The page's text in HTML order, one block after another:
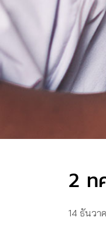
2 ท
14 ธันวา